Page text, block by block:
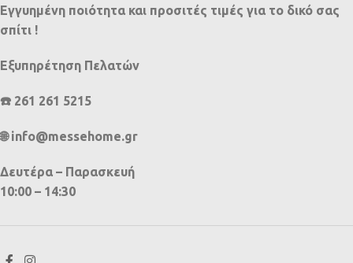
Εγγυημένη ποιότητα και προσιτές τιμές για το δικό σας
σπίτι !
Εξυπηρέτηση Πελατών
☎️ 261 261 5215
🌐 info@messehome.gr
Δευτέρα – Παρασκευή
10:00 – 14:30